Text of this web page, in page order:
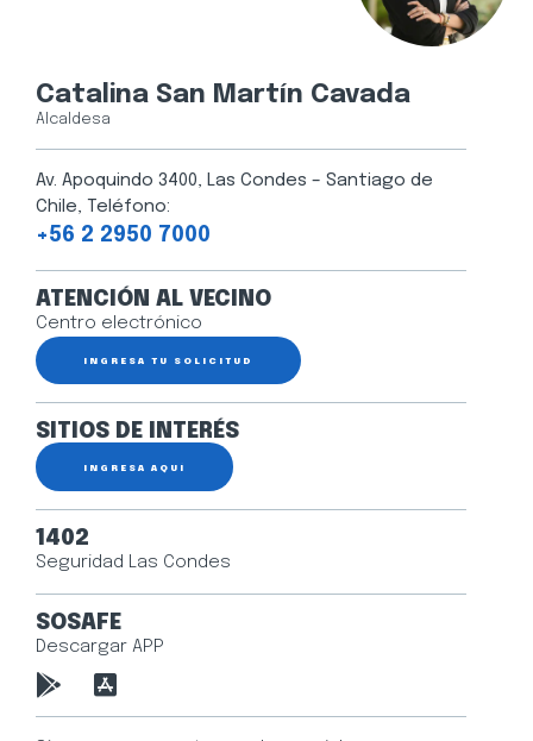
Catalina San Martín Cavada
Alcaldesa
Av. Apoquindo 3400, Las Condes – Santiago de
Chile, Teléfono:
+56 2 2950 7000
ATENCIÓN AL VECINO
Centro electrónico
INGRESA TU SOLICITUD
SITIOS DE INTERÉS
INGRESA AQUÍ
1402
Seguridad Las Condes
SOSAFE
Descargar APP